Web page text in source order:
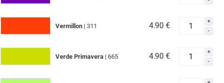
Vermillon| 311 4.90 €
Verde Primavera| 665 4.90 €